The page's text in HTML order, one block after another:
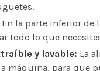
En la parte inferior de
todo lo que
y lavable: La
máquina, para que